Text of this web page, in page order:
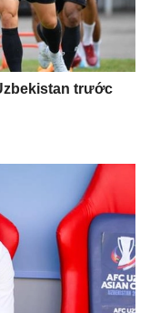
trước